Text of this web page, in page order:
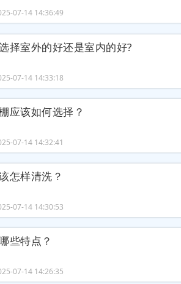
07-14 14:36:49
择室外的好还是室内的好?
07-14 14:33:18
应该如何选择？
07-14 14:32:41
怎样清洗？
07-14 14:30:53
些特点？
07-14 14:26:35